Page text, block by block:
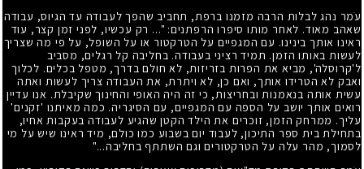
עֹמר נהג לבלות הרבה מזמנו ברפת, תחביב שהפך לעבודה עד הגיוס, עבודה
שאהב מאוד. לאחר מותו סיפרו הרפתנים: "... רק עכשיו, לפני זמן קצר, עוד
ראינו אותך בינינו. עם המגפיים על הטרקטור או על השופל, על פי מה שצריך
לעשות באותו הזמן. תמיד רציני בעבודה. בחליבה קל רגלים, מסביב
ל'קרוסלה', מביא את הפרות בזריזות, לא חולם בדרך, מטפל בכלים. לכלוך
ואבק לא הטרידו אותך, ואם כן, לא ויתרת, את העבודה צריך לעשות ואתה
עשית אותה בנאמנות ובחריצות, כי זה היה האופי והחינוך שקיבלת. אנו עדיין
רואים אותך יושב על הספה עם המגפיים, עם הסיגריה. כמה מאיתנו 'זקנים'
עליך. ממרחק הזמן, זוכרים את הילד הקטן שהגיע לעבודה בעקבות אחיו,
בתחילת בית ספר התיכון, לעבוד יום בשבוע כמו כולם, מיד ראינו שיש על מי
לסמוך, מהר עלה על הטרקטורים וגם השתתף בחליבה..."